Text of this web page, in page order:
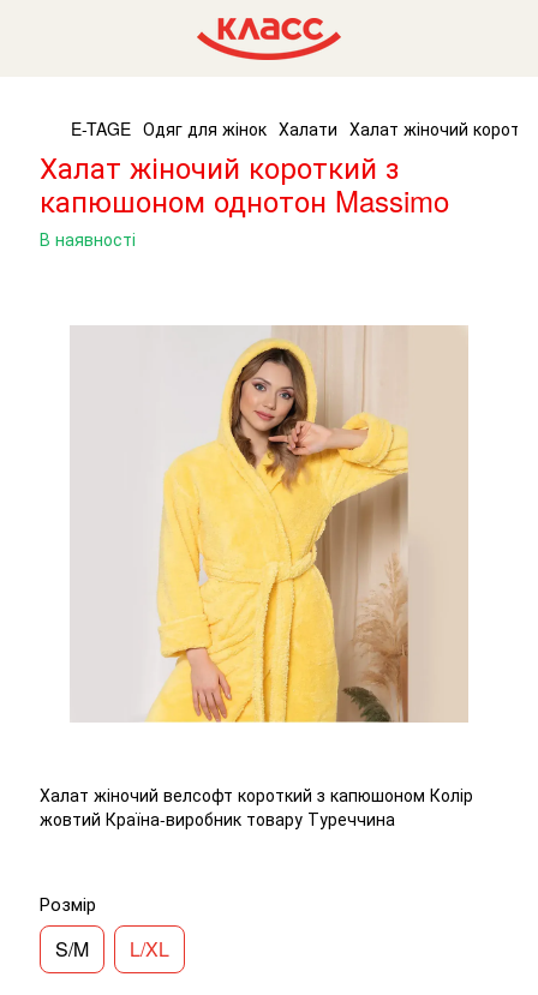
E-TAGE Одяг для жінок Халати Халат жіночий
Халат жіночий короткий з
капюшоном однотон Massimo
В наявності
Халат жіночий велсофт короткий з капюшоном Колір
жовтий Країна-виробник товару Туреччина
Розмір
S/M L/XL